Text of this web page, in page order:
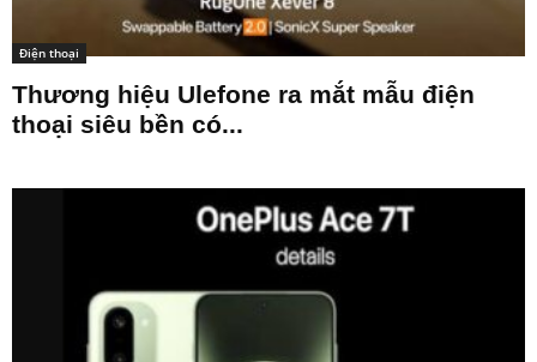
Điện thoại
Thương hiệu Ulefone ra mắt mẫu điện
thoại siêu bền có...